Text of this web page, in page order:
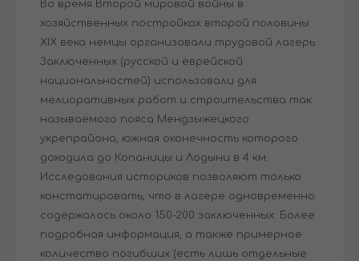
Во время Второй мировой войны в
хозяйственных постройках второй половины
XIX века немцы организовали трудовой лагерь.
Заключенных (русской и еврейской
национальностей) использовали для
мелиоративных работ и строительства так
называемого пояса Мендзыжецкого
укрепрайона, южная оконечность которого
доходила до Копаницы и Лодыни в 4 км.
Исследования историков позволяют только
констатировать, что в лагере одновременно
содержалось около 150-200 заключенных. Более
подробная информация, а также примерное
количество погибших (есть лишь отдельные